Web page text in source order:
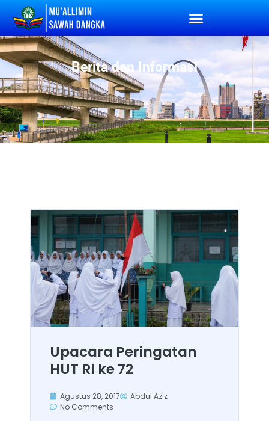
Berita dan Informasi
Upacara Peringatan
HUT RI ke 72
Agustus 28, 2017
Abdul Aziz
No Comments